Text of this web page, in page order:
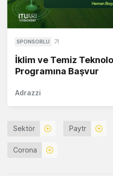
SPONSORLU
İklim ve Temiz
Programına Başvur
Adrazzi
Sektör Paytr
Corona